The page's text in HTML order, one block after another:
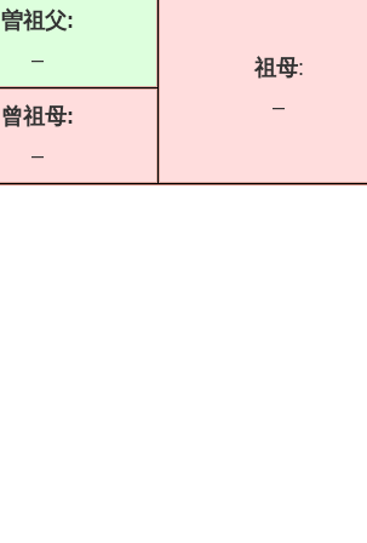
曽祖父:
–
祖母:
–
曾祖母:
–